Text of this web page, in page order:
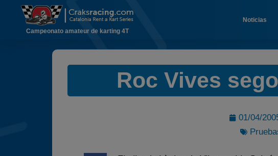
Campeonato amateur de karting 4T
Noticias
Roc Vives
01/04/